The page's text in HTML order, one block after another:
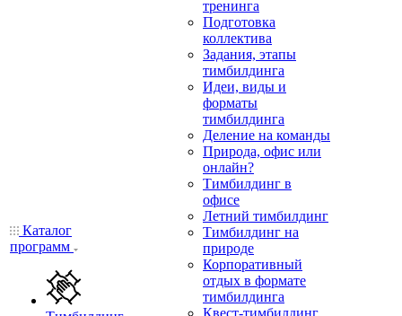
Каталог
программ
тренинга
Подготовка
коллектива
Задания, этапы
тимбилдинга
Идеи, виды и
форматы
тимбилдинга
Деление на команды
Природа, офис или
онлайн?
Тимбилдинг в
офисе
Летний тимбилдинг
Тимбилдинг на
природе
Корпоративный
отдых в формате
тимбилдинга
Квест-тимбилдинг,